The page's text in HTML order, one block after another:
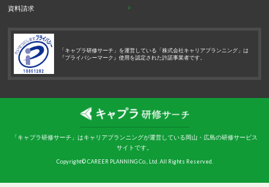
資料請求
「キャプラ研修サーチ」を運営している「株式会社キャリアプランニング」は
『プライバシーマーク』使用を認定された許諾事業者です。
「キャプラ研修サーチ」はキャリアプランニングが運営している岡山・広島の研修サービス
サイトです。
Copyright© CAREER PLANNING Co., Ltd. All Rights Reserved.